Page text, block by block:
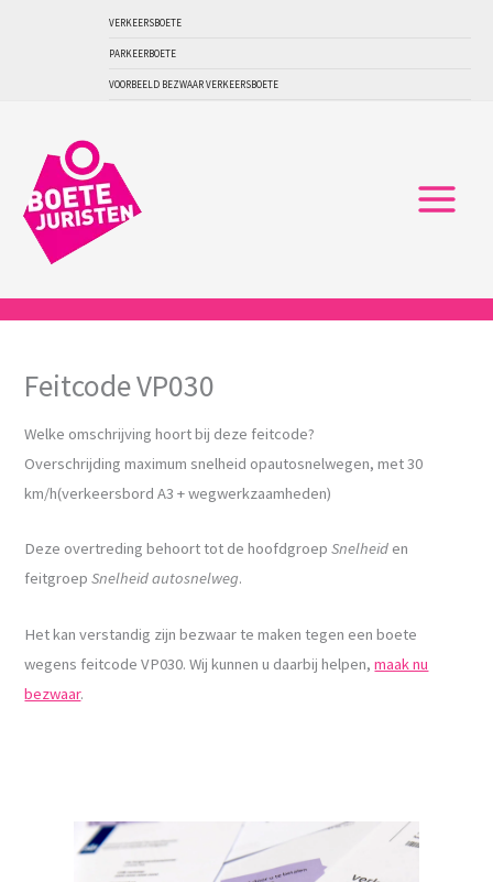
VERKEERSBOETE
PARKEERBOETE
VOORBEELD BEZWAAR VERKEERSBOETE
Feitcode VP030
Welke omschrijving hoort bij deze feitcode?
Overschrijding maximum snelheid opautosnelwegen, met 30
km/h(verkeersbord A3 + wegwerkzaamheden)
Deze overtreding behoort tot de hoofdgroepSnelheid en
feitgroepSnelheid autosnelweg.
Het kan verstandig zijn bezwaar te maken tegen een boete
wegens feitcode VP030. Wij kunnen u daarbij helpen,maak nu
bezwaar.